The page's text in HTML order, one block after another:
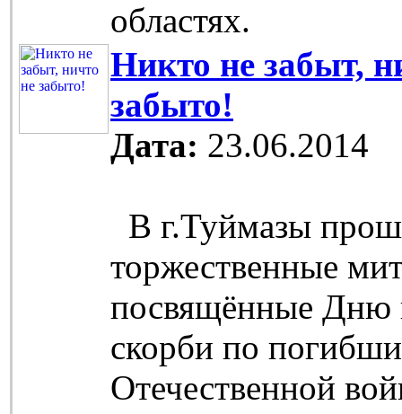
областях.
Никто не забыт,
забыто!
Дата: 23.06.2014
В г.Туймазы
торжественные
посвящённые Дню
скорби по
Отечественной